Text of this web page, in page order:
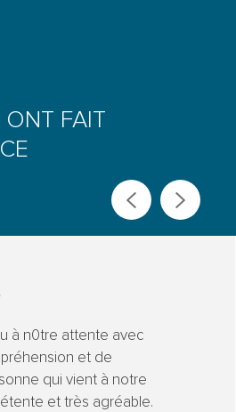
FAIT
à n0tre attente avec
et de
qui vient à notre
et très agréable.